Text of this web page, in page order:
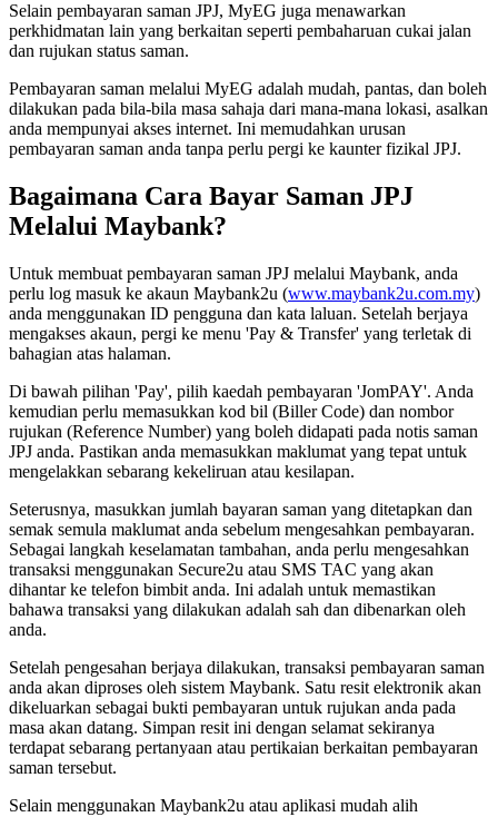
Selain pembayaran saman JPJ, MyEG juga menawarkan
perkhidmatan lain yang berkaitan seperti pembaharuan cukai jalan
dan rujukan status saman.
Pembayaran saman melalui MyEG adalah mudah, pantas, dan boleh
dilakukan pada bila-bila masa sahaja dari mana-mana lokasi, asalkan
anda mempunyai akses internet. Ini memudahkan urusan
pembayaran saman anda tanpa perlu pergi ke kaunter fizikal JPJ.
Bagaimana Cara Bayar Saman JPJ
Melalui Maybank?
Untuk membuat pembayaran saman JPJ melalui Maybank, anda
perlu log masuk ke akaun Maybank2u (www.maybank2u.com.my)
anda menggunakan ID pengguna dan kata laluan. Setelah berjaya
mengakses akaun, pergi ke menu 'Pay & Transfer' yang terletak di
bahagian atas halaman.
Di bawah pilihan 'Pay', pilih kaedah pembayaran 'JomPAY'. Anda
kemudian perlu memasukkan kod bil (Biller Code) dan nombor
rujukan (Reference Number) yang boleh didapati pada notis saman
JPJ anda. Pastikan anda memasukkan maklumat yang tepat untuk
mengelakkan sebarang kekeliruan atau kesilapan.
Seterusnya, masukkan jumlah bayaran saman yang ditetapkan dan
semak semula maklumat anda sebelum mengesahkan pembayaran.
Sebagai langkah keselamatan tambahan, anda perlu mengesahkan
transaksi menggunakan Secure2u atau SMS TAC yang akan
dihantar ke telefon bimbit anda. Ini adalah untuk memastikan
bahawa transaksi yang dilakukan adalah sah dan dibenarkan oleh
anda.
Setelah pengesahan berjaya dilakukan, transaksi pembayaran saman
anda akan diproses oleh sistem Maybank. Satu resit elektronik akan
dikeluarkan sebagai bukti pembayaran untuk rujukan anda pada
masa akan datang. Simpan resit ini dengan selamat sekiranya
terdapat sebarang pertanyaan atau pertikaian berkaitan pembayaran
saman tersebut.
Selain menggunakan Maybank2u atau aplikasi mudah alih